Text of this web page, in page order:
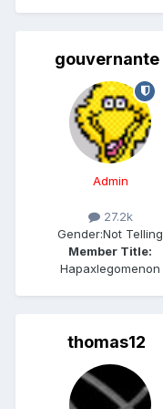
gouvernante
Admin
27.2k
Gender:Not Telling
Member Title:
Hapaxlegomenon
thomas12